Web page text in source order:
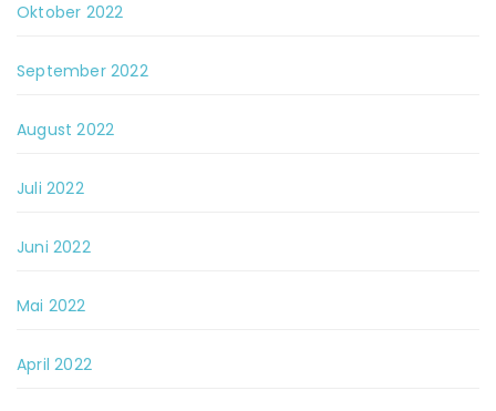
Oktober 2022
September 2022
August 2022
Juli 2022
Juni 2022
Mai 2022
April 2022